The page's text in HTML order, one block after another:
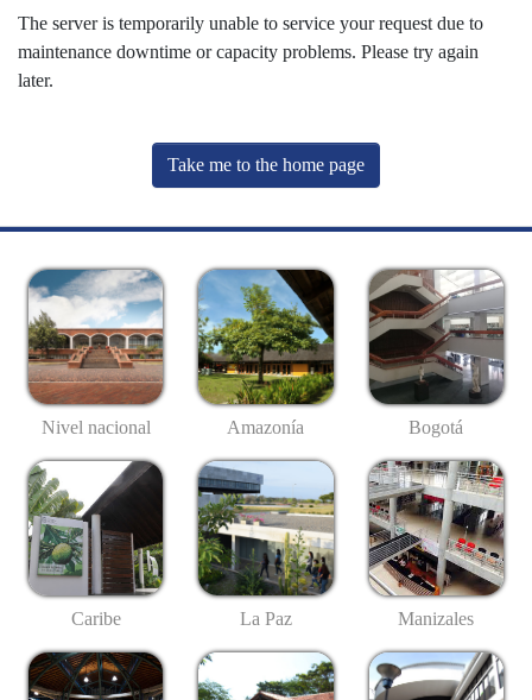
The server is temporarily unable to service your request due to
maintenance downtime or capacity problems. Please try again
later.
Take me to the home page
Nivel nacional Amazonía Bogotá
Caribe La Paz Manizales